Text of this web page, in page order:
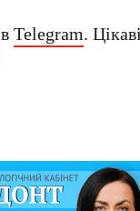
вTelegram.